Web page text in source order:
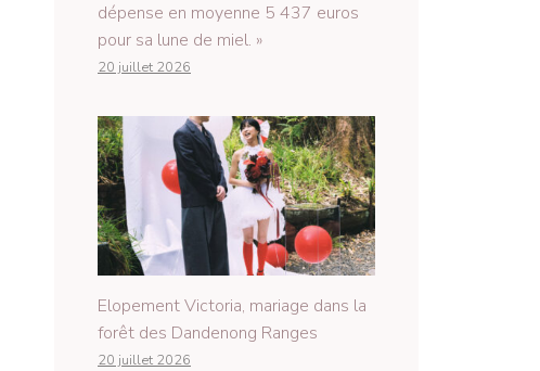
dépense en moyenne 5 437 euros
pour sa lune de miel. »
20 juillet 2026
Elopement Victoria, mariage dans la
forêt des Dandenong Ranges
20 juillet 2026